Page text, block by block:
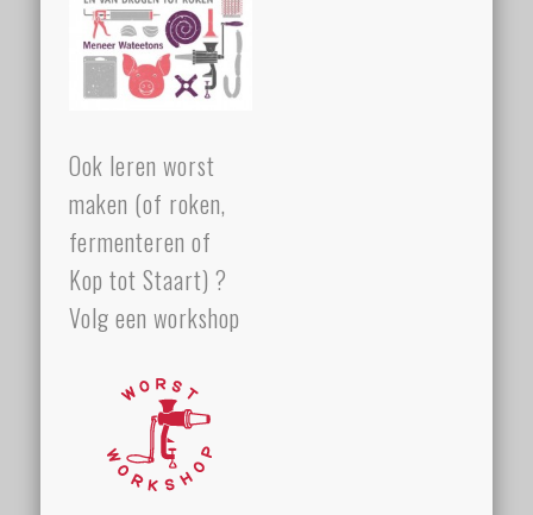
Ook leren worst
maken (of roken,
fermenteren of
Kop tot Staart) ?
Volg een workshop